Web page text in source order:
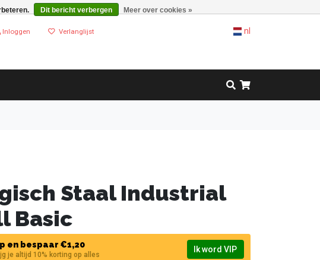
Dit bericht verbergen Meer over cookies »
Inloggen Verlanglijst nl
Staal Industrial
Basic
en bespaar €1,20
je altijd 10% korting op alles
Ik word VIP